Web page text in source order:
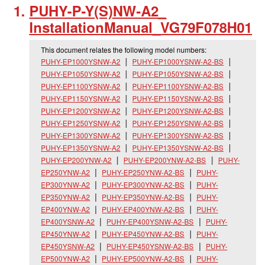
PUHY-P-Y(S)NW-A2_
InstallationManual_ VG79F078H01
This document relates the following model numbers:
PUHY-EP1000YSNW-A2
PUHY-EP1000YSNW-A2-BS
PUHY-EP1050YSNW-A2
PUHY-EP1050YSNW-A2-BS
PUHY-EP1100YSNW-A2
PUHY-EP1100YSNW-A2-BS
PUHY-EP1150YSNW-A2
PUHY-EP1150YSNW-A2-BS
PUHY-EP1200YSNW-A2
PUHY-EP1200YSNW-A2-BS
PUHY-EP1250YSNW-A2
PUHY-EP1250YSNW-A2-BS
PUHY-EP1300YSNW-A2
PUHY-EP1300YSNW-A2-BS
PUHY-EP1350YSNW-A2
PUHY-EP1350YSNW-A2-BS
PUHY-EP200YNW-A2
PUHY-EP200YNW-A2-BS
PUHY-
EP250YNW-A2
PUHY-EP250YNW-A2-BS
PUHY-
EP300YNW-A2
PUHY-EP300YNW-A2-BS
PUHY-
EP350YNW-A2
PUHY-EP350YNW-A2-BS
PUHY-
EP400YNW-A2
PUHY-EP400YNW-A2-BS
PUHY-
EP400YSNW-A2
PUHY-EP400YSNW-A2-BS
PUHY-
EP450YNW-A2
PUHY-EP450YNW-A2-BS
PUHY-
EP450YSNW-A2
PUHY-EP450YSNW-A2-BS
PUHY-
EP500YNW-A2
PUHY-EP500YNW-A2-BS
PUHY-